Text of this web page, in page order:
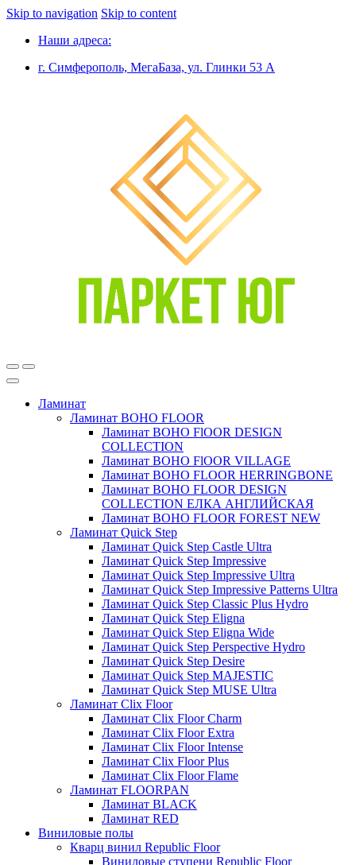
Skip to navigation Skip to content
Наши адреса:
г. Симферополь, МегаБаза, ул. Глинки 53 А
Ламинат
Ламинат BOHO FLOOR
Ламинат BOHO FlOOR DESIGN
COLLECTION
Ламинат BOHO FlOOR VILLAGE
Ламинат BOHO FLOOR HERRINGBONE
Ламинат BOHO FLOOR DESIGN
COLLECTION ЕЛКА АНГЛИЙСКАЯ
Ламинат BOHO FLOOR FOREST NEW
Ламинат Quick Step
Ламинат Quick Step Castle Ultra
Ламинат Quick Step Impressive
Ламинат Quick Step Impressive Ultra
Ламинат Quick Step Impressive Patterns Ultra
Ламинат Quick Step Classic Plus Hydro
Ламинат Quick Step Eligna
Ламинат Quick Step Eligna Wide
Ламинат Quick Step Perspective Hydro
Ламинат Quick Step Desire
Ламинат Quick Step MAJESTIC
Ламинат Quick Step MUSE Ultra
Ламинат Clix Floor
Ламинат Clix Floor Charm
Ламинат Clix Floor Extra
Ламинат Clix Floor Intense
Ламинат Clix Floor Plus
Ламинат Clix Floor Flame
Ламинат FLOORPAN
Ламинат BLACK
Ламинат RED
Виниловые полы
Кварц винил Republic Floor
Виниловые ступени Republic Floor